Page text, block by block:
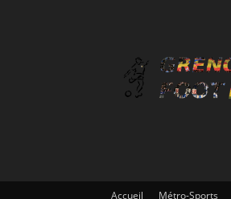
Accueil Métro-Sports